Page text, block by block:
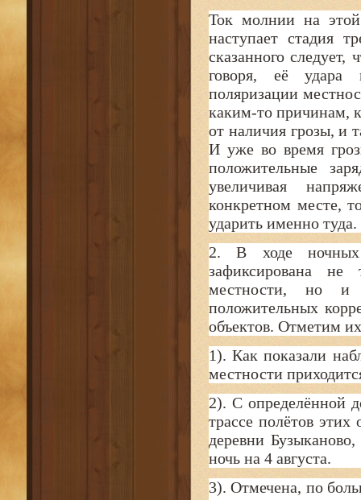
Ток молнии на
наступает стадия
сказанного
говоря, её удара
поляризации
каким-то причинам,
от наличия грозы, и
И уже во время
положительные
увеличивая
конкретном месте,
ударить именно туда.
2. В ходе ночных
зафиксирована
местности, но и
положительных
объектов. Отметим
1). Как показали
местности
2). С определённой
трассе полётов
деревни
ночь на 4 августа.
3). Отмечена, по